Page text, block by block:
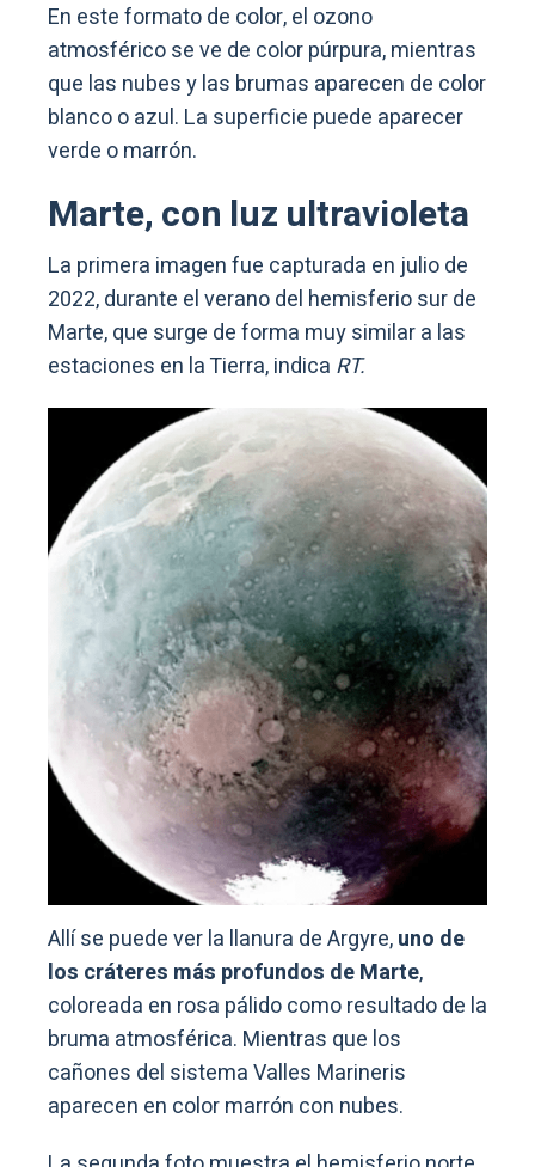
En este formato de color, el ozono
atmosférico se ve de color púrpura, mientras
que las nubes y las brumas aparecen de color
blanco o azul. La superficie puede aparecer
verde o marrón.
Marte, con luz ultravioleta
La primera imagen fue capturada en julio de
2022, durante el verano del hemisferio sur de
Marte, que surge de forma muy similar a las
estaciones en la Tierra, indica RT.
Allí se puede ver la llanura de Argyre,uno de
los cráteres más profundos de Marte,
coloreada en rosa pálido como resultado de la
bruma atmosférica. Mientras que los
cañones del sistema Valles Marineris
aparecen en color marrón con nubes.